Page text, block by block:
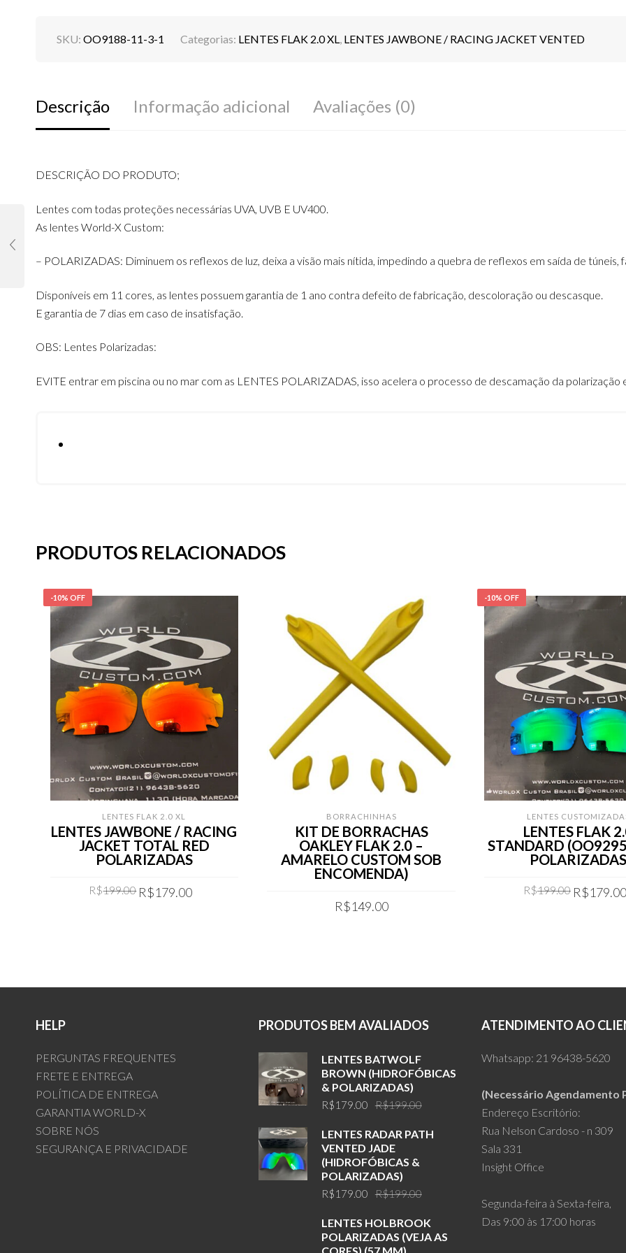
SKU: OO9188-11-3-1 Categorias: LENTES FLAK 2.0 XL, LENTES JAWBONE / RACING JACKET VENTED
Descrição Informação adicional Avaliações (0)
DESCRIÇÃO DO PRODUTO;
Lentes com todas proteções necessárias UVA, UVB E UV400.
As lentes World-X Custom:
– POLARIZADAS: Diminuem os reflexos de luz, deixa a visão mais nítida, impedindo a quebra de reflexos em saída de túneis,
Disponíveis em 11 cores, as lentes possuem garantia de 1 ano contra defeito de fabricação, descoloração ou descasque.
E garantia de 7 dias em caso de insatisfação.
OBS: Lentes Polarizadas:
EVITE entrar em piscina ou no mar com as LENTES POLARIZADAS, isso acelera o processo de descamação da polarização
PRODUTOS RELACIONADOS
-10% OFF
LENTES FLAK 2.0 XL
LENTES JAWBONE / RACING
JACKET TOTAL RED
POLARIZADAS
R$199.00 Original
R$179.00
BORRACHINHAS
KIT DE BORRACHAS
OAKLEY FLAK 2.0 –
AMARELO CUSTOM SOB
ENCOMENDA)
R$149.00
-10% OFF
LENTES
LENTES FLAK
STANDARD
POLARIZADAS
R$199.00 Original
R$179.00
HELP
PERGUNTAS FREQUENTES
FRETE E ENTREGA
POLÍTICA DE ENTREGA
GARANTIA WORLD-X
SOBRE NÓS
SEGURANÇA E PRIVACIDADE
PRODUTOS BEM AVALIADOS
LENTES BATWOLF
BROWN (HIDROFÓBICAS
& POLARIZADAS)
R$199.00Original
was:
R$179.00
Current
is:
LENTES RADAR PATH
VENTED JADE
(HIDROFÓBICAS &
POLARIZADAS)
R$199.00Original
was:
R$199.00.
R$179.00
Current
is:
R$179.00.
LENTES HOLBROOK
POLARIZADAS (VEJA AS
CORES) (57 MM)
ATENDIMENTO AO
Whatsapp: 21 96438-5620
(Necessário Agendamento
Endereço Escritório:
Rua Nelson Cardoso - n 309
Sala 331
Insight Office
Segunda-feira à Sexta-feira,
Das 9:00 às 17:00 horas